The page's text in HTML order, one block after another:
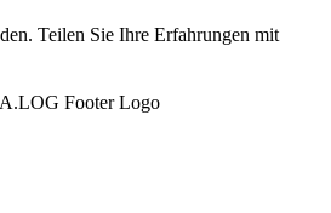
Teilen Sie Ihre Erfahrungen mit